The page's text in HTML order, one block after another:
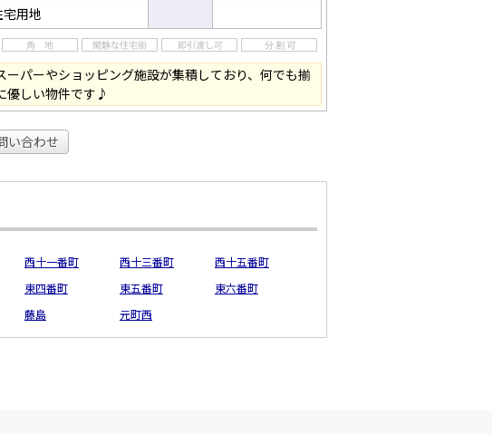
宅用地
ーパーやショッピング施設が集積しており、何でも揃
優しい物件です♪
い合わせ
西十一番町 西十三番町
西十五番町
東四番町 東五番町
東六番町
藤島 元町西